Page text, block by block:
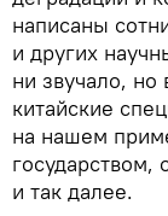
написаны
и других
ни звучало, но
китайские
на нашем
государством,
и так далее.